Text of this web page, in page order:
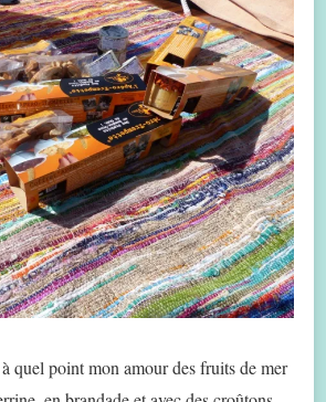
quel point mon amour des fruits de mer